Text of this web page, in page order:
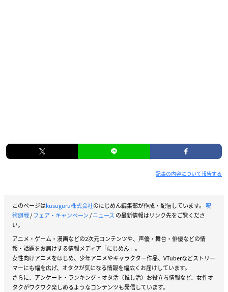
記事の内容について報告する
このページはkusuguru株式会社のにじめん編集部が作成・配信しています。 呪
術廻戦/フェア・キャンペーン/ニュース の最新情報はリンク先をご覧くださ
い。
アニメ・ゲーム・漫画などの2次元コンテンツや、声優・舞台・俳優などの情
報・話題をお届けする情報メディア「にじめん」。
女性向けアニメをはじめ、少年アニメやキャラクター作品、VTuberなどストリー
マーにも幅を広げ、オタクが気になる情報を幅広くお届けしています。
さらに、アンケート・ランキング・オタ活（推し活）お役立ち情報など、女性オ
タクがワクワク楽しめるようなコンテンツも発信しています。